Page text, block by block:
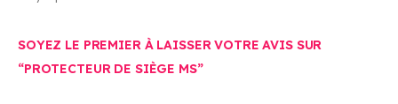
SOYEZ LE PREMIER À LAISSER VOTRE AVIS SUR
“PROTECTEUR DE SIÈGE MS”